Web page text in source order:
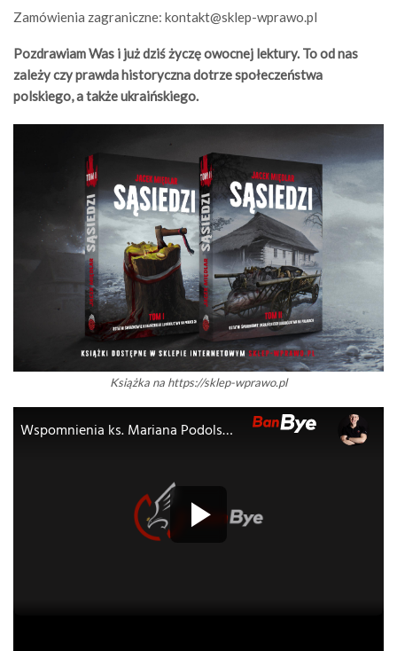
Zamówienia zagraniczne: kontakt@sklep-wprawo.pl
Pozdrawiam Was i już dziś życzę owocnej lektury. To od nas
zależy czy prawda historyczna dotrze społeczeństwa
polskiego, a także ukraińskiego.
Książka na https://sklep-wprawo.pl